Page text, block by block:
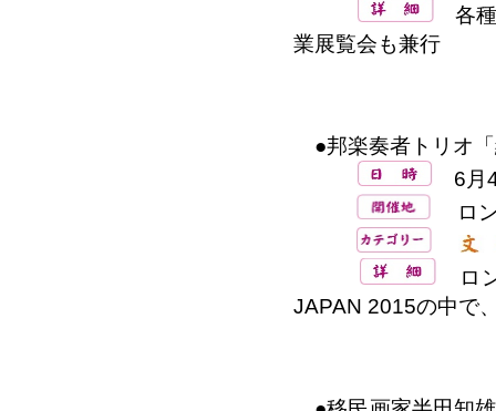
各種
業展覧会も兼行
●邦楽奏者トリオ
6月
ロン
ロ
JAPAN 2015の中で